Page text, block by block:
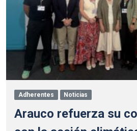
Adherentes Noticias
Arauco refuerza su